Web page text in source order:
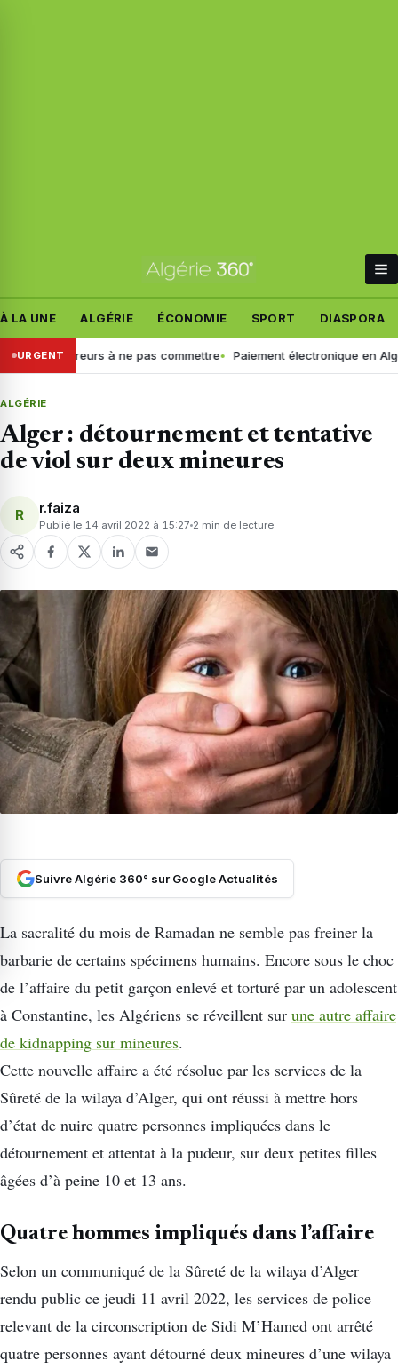
À LA UNE ALGÉRIE ÉCONOMIE SPORT DIASPORA
URGENT
erreurs à ne pas commettre Paiement électronique en Algérie :
ALGÉRIE
Alger : détournement et tentative
de viol sur deux mineures
R r.faiza
Publié le 14 avril 2022 à 15:27 2 min de lecture
Suivre Algérie 360° sur Google Actualités
La sacralité du mois de Ramadan ne semble pas freiner la
barbarie de certains spécimens humains. Encore sous le choc
de l’affaire du petit garçon enlevé et torturé par un adolescent
à Constantine, les Algériens se réveillent sur une autre affaire
de kidnapping sur mineures.
Cette nouvelle affaire a été résolue par les services de la
Sûreté de la wilaya d’Alger, qui ont réussi à mettre hors
d’état de nuire quatre personnes impliquées dans le
détournement et attentat à la pudeur, sur deux petites filles
âgées d’à peine 10 et 13 ans.
Quatre hommes impliqués dans l’affaire
Selon un communiqué de la Sûreté de la wilaya d’Alger
rendu public ce jeudi 11 avril 2022, les services de police
relevant de la circonscription de Sidi M’Hamed ont arrêté
quatre personnes ayant détourné deux mineures d’une wilaya